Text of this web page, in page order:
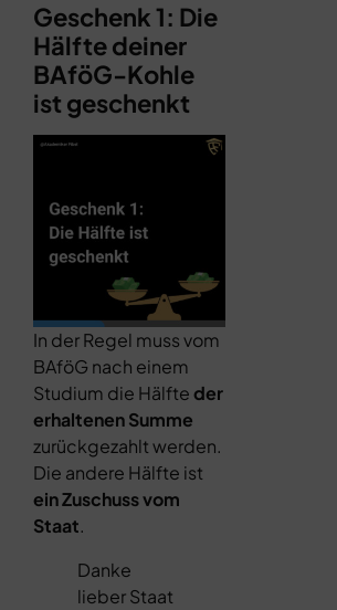
Geschenk 1: Die
Hälfte deiner
BAföG-Kohle
ist geschenkt
In der Regel muss vom
BAföG nach einem
Studium die Hälfteder
erhaltenen Summe
zurückgezahlt werden.
Die andere Hälfte ist
ein Zuschuss vom
Staat.
Danke
lieber Staat